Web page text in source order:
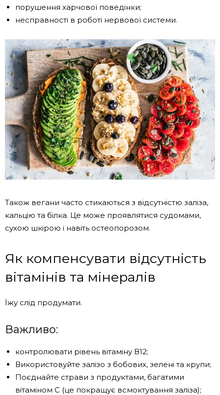
порушення харчової поведінки;
несправності в роботі нервової системи.
Також вегани часто стикаються з відсутністю заліза,
кальцію та білка. Це може проявлятися судомами,
сухою шкірою і навіть остеопорозом.
Як компенсувати відсутність
вітамінів та мінералів
Їжу слід продумати.
Важливо:
контролювати рівень вітаміну В12;
Використовуйте залізо з бобових, зелені та крупи;
Поєднайте страви з продуктами, багатими
вітаміном С (це покращує всмоктування заліза);